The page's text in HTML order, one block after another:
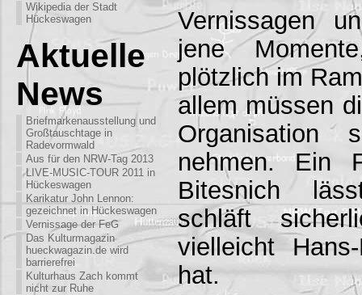
Wikipedia der Stadt
Hückeswagen
Aktuelle
News
Briefmarkenausstellung und
Großtauschtage in
Radevormwald
Aus für den NRW-Tag 2013
LIVE-MUSIC-TOUR 2011 in
Hückeswagen
Karikatur John Lennon:
gezeichnet in Hückeswagen
Vernissage der FeG
Das Kulturmagazin
hueckwagazin.de wird
barrierefrei
Kulturhaus Zach kommt
nicht zur Ruhe
Vernissagen
jene
plötzlich im
allem müssen
nehmen. Ein
Bitesnich
schläft
vielleicht
hat.